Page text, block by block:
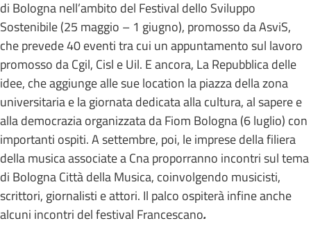
di Bologna nell’ambito del Festival dello Sviluppo
Sostenibile (25 maggio – 1 giugno), promosso da AsviS,
che prevede 40 eventi tra cui un appuntamento sul lavoro
promosso da Cgil, Cisl e Uil. E ancora, La Repubblica delle
idee, che aggiunge alle sue location la piazza della zona
universitaria e la giornata dedicata alla cultura, al sapere e
alla democrazia organizzata da Fiom Bologna (6 luglio) con
importanti ospiti. A settembre, poi, le imprese della filiera
della musica associate a Cna proporranno incontri sul tema
di Bologna Città della Musica, coinvolgendo musicisti,
scrittori, giornalisti e attori. Il palco ospiterà infine anche
alcuni incontri del festival Francescano.